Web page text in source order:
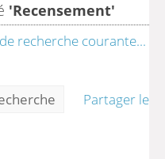
'Recensement'
Partager le